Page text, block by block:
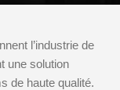
l’industrie de
une solution
de haute qualité.